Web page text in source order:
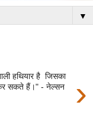
▼
›
हथियार है जिसका
सकते हैं।" - नेल्सन